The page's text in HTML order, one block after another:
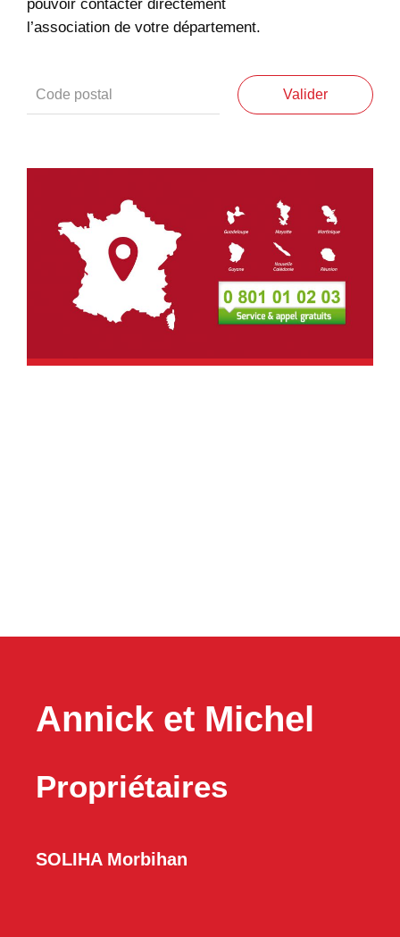
pouvoir contacter directement
l’association de votre département.
Annick et Michel
Propriétaires
SOLIHA Morbihan